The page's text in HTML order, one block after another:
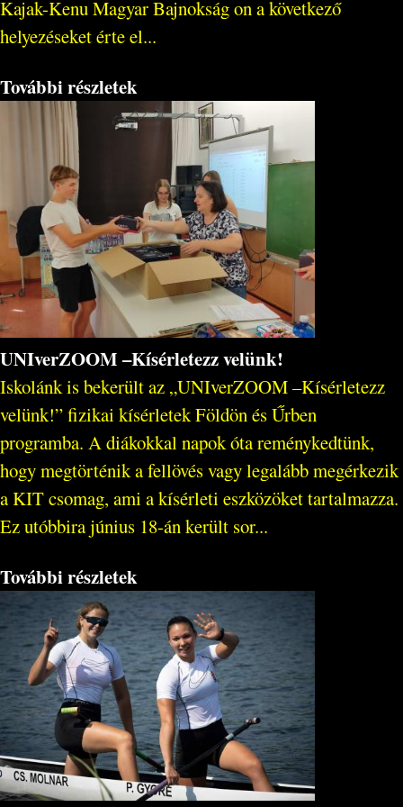
Kajak-Kenu Magyar Bajnokság on a következő
helyezéseket érte el...
További részletek
UNIverZOOM –Kísérletezz velünk!
Iskolánk is bekerült az „UNIverZOOM –Kísérletezz
velünk!” fizikai kísérletek Földön és Űrben
programba. A diákokkal napok óta reménykedtünk,
hogy megtörténik a fellövés vagy legalább megérkezik
a KIT csomag, ami a kísérleti eszközöket tartalmazza.
Ez utóbbira június 18-án került sor...
További részletek